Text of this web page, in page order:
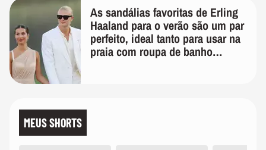
As sandálias favoritas de Erling
Haaland para o verão são um par
perfeito, ideal tanto para usar na
praia com roupa de banho
MEUS SHORTS